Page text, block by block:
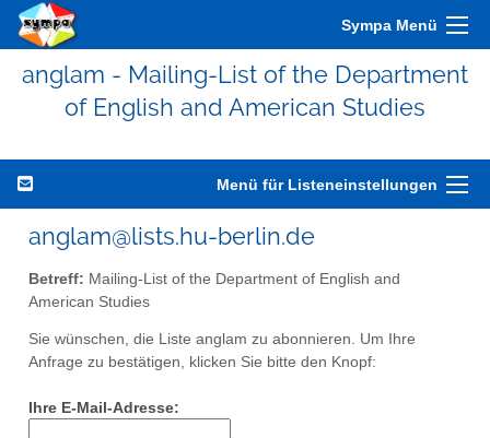
Sympa Menü
anglam - Mailing-List of the Department
of English and American Studies
Menü für Listeneinstellungen
anglam@lists.hu-berlin.de
Betreff: Mailing-List of the Department of English and
American Studies
Sie wünschen, die Liste anglam zu abonnieren. Um Ihre
Anfrage zu bestätigen, klicken Sie bitte den Knopf:
Ihre E-Mail-Adresse: